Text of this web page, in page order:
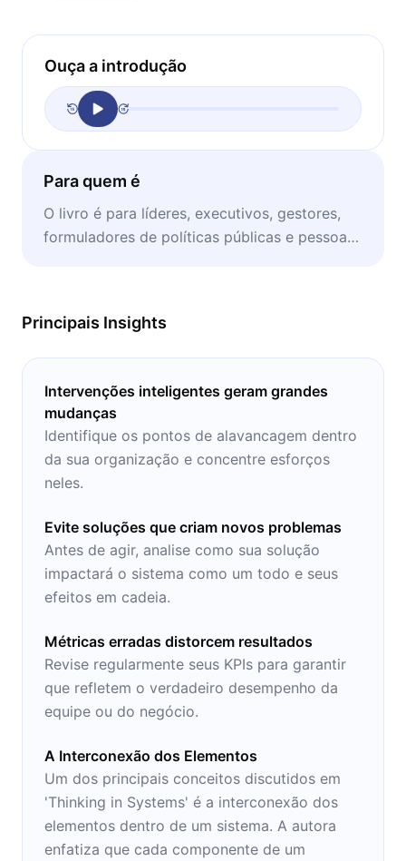
Ouça a introdução
Para quem é
O livro é para líderes, executivos, gestores,
formuladores de políticas públicas e pessoas
Principais Insights
Intervenções inteligentes geram grandes
mudanças
Identifique os pontos de alavancagem dentro
da sua organização e concentre esforços
neles.
Evite soluções que criam novos problemas
Antes de agir, analise como sua solução
impactará o sistema como um todo e seus
efeitos em cadeia.
Métricas erradas distorcem resultados
Revise regularmente seus KPIs para garantir
que refletem o verdadeiro desempenho da
equipe ou do negócio.
A Interconexão dos Elementos
Um dos principais conceitos discutidos em
'Thinking in Systems' é a interconexão dos
elementos dentro de um sistema. A autora
enfatiza que cada componente de um